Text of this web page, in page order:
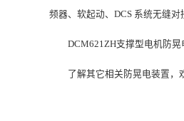
频器、软起动、DCS 系统无缝
DCM621ZH支撑型电机防
了解其它相关防晃电装置，